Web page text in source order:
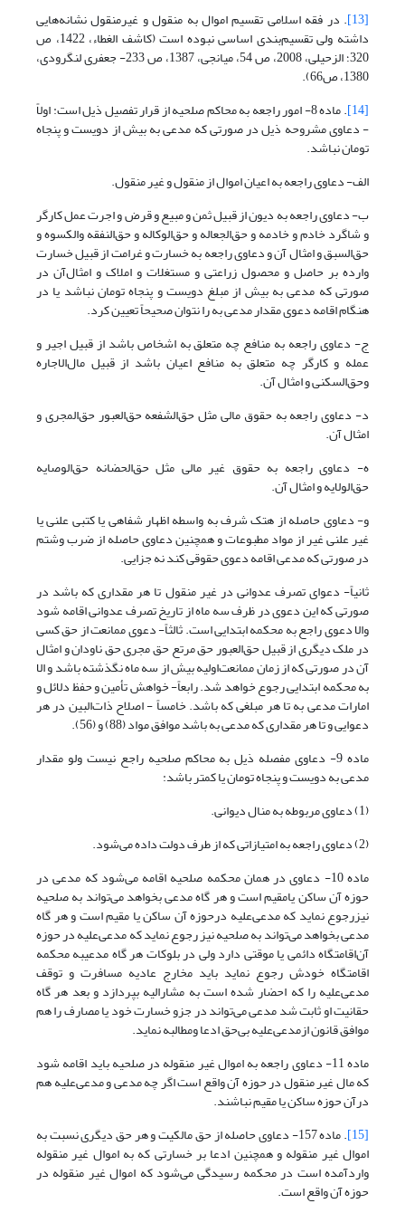
[13]
. در فقه اسلامی تقسیم اموال به منقول و غیرمنقول نشانه‌هایی
داشته ولی تقسیم‌بندی اساسی نبوده است (کاشف الغطاء، 1422، ص
320؛ الزحیلی، 2008، ص 54، میانجی، 1387، ص 233- جعفری لنگرودی،
1380، ص66).
[14]
. ‌ماده 8- امور راجعه به محاکم صلحیه از قرار تفصیل ذیل است: ‌اولاً
- دعاوی مشروحه ذیل در صورتی که مدعی به بیش از دویست و پنجاه
تومان نباشد.
‌الف- دعاوی راجعه به اعیان اموال از منقول و غیر منقول.
ب- دعاوی راجعه به دیون از قبیل ثمن و مبیع و قرض و اجرت عمل کارگر
و شاگرد خادم و خادمه و حق‌الجعاله و حق‌الوکاله و حق‌النفقه و‌الکسوه و
حق‌السبق و امثال آن و دعاوی راجعه به خسارت و غرامت از قبیل خسارت
وارده بر حاصل و محصول زراعتی و مستغلات و املاک و امثال‌آن در
صورتی که مدعی به بیش از مبلغ دویست و پنجاه تومان نباشد یا در
هنگام اقامه دعوی مقدار مدعی به را نتوان صحیحاً تعیین کرد.
ج- دعاوی راجعه به منافع چه متعلق به اشخاص باشد از قبیل اجیر و
عمله و کارگر چه متعلق به منافع اعیان باشد از قبیل مال‌الاجاره
و‌حق‌السکنی و امثال آن.
‌د- دعاوی راجعه به حقوق مالی مثل حق‌الشفعه حق‌العبور حق‌المجری و
امثال آن.
ه- دعاوی راجعه به حقوق غیر مالی مثل حق‌الحضانه حق‌الوصایه
حق‌الولایه و امثال آن.
‌و- دعاوی حاصله از هتک شرف به واسطه اظهار شفاهی یا کتبی علنی یا
غیر علنی غیر از مواد مطبوعات و همچنین دعاوی حاصله از ضرب و‌شتم
در صورتی که مدعی اقامه دعوی حقوقی کند نه جزایی.
‌ثانیاً- دعوای تصرف عدوانی در غیر منقول تا هر مقداری که باشد در
صورتی که این دعوی در ظرف سه ماه از تاریخ تصرف عدوانی اقامه شود
و‌الا دعوی راجع به محکمه ابتدایی است. ‌ثالثاً- دعوی ممانعت از حق کسی
در ملک دیگری از قبیل حق‌العبور حق مرتع حق مجری حق ناودان و امثال
آن در صورتی که از زمان ممانعت‌اولیه بیش از سه ماه نگذشته باشد و الا
به محکمه ابتدایی رجوع خواهد شد.‌ رابعاً- خواهش تأمین و حفظ دلائل و
امارات مدعی به تا هر مبلغی که باشد.‌ خامساً - اصلاح ذات‌البین در هر
دعوایی و تا هر مقداری که مدعی به باشد موافق مواد (88) و (56).
‌ماده 9- دعاوی مفصله ذیل به محاکم صلحیه راجع نیست ولو مقدار
مدعی به دویست و پنجاه تومان یا کمتر باشد:
(1) دعاوی مربوطه به منال دیوانی.
(2) دعاوی راجعه به امتیازاتی که از طرف دولت داده می‌شود.
‌ماده 10- دعاوی در همان محکمه صلحیه اقامه می‌شود که مدعی در
حوزه آن ساکن یامقیم است و هر گاه مدعی بخواهد می‌تواند به صلحیه
نیز‌رجوع نماید که مدعی‌علیه درحوزه آن ساکن یا مقیم است و هر گاه
مدعی بخواهد می‌تواند به صلحیه نیز رجوع نماید که مدعی‌علیه در حوزه
آن‌اقامتگاه دائمی یا موقتی دارد ولی در بلوکات هر گاه مدعیبه محکمه
اقامتگاه خودش رجوع نماید باید مخارج عادیه مسافرت و توقف
مدعی‌علیه را که‌ احضار شده است به مشارالیه بپردازد و بعد هر گاه
حقانیت او ثابت شد مدعی می‌تواند در جزو خسارت خود یا مصارف را هم
موافق قانون از‌مدعی‌علیه بی‌حق ادعا ومطالبه نماید.
‌ماده 11- دعاوی راجعه به اموال غیر منقوله در صلحیه باید اقامه شود
که مال غیر منقول در حوزه آن واقع است اگر چه مدعی و مدعی‌علیه هم
در‌آن حوزه ساکن یا مقیم نباشند.
[15]
. ‌ماده 157- دعاوی حاصله از حق مالکیت و هر حق دیگری نسبت به
اموال غیر منقوله و همچنین ادعا بر خسارتی که به اموال غیر منقوله
وارد‌آمده است در محکمه رسیدگی می‌شود که اموال غیر منقوله در
حوزه آن واقع است.